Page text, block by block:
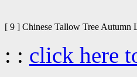
[ 9 ] Chinese Tallow Tree Autumn
: : click here